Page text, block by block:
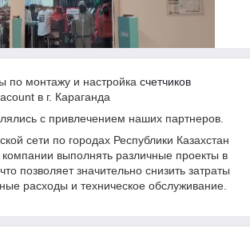
по монтажу и настройка счетчиков
в г. Караганда
с привлечением наших партнеров.
сети по городах Республики Казахстан
выполнять различные проекты в
позволяет значительно снизить затраты
расходы и техническое обслуживание.